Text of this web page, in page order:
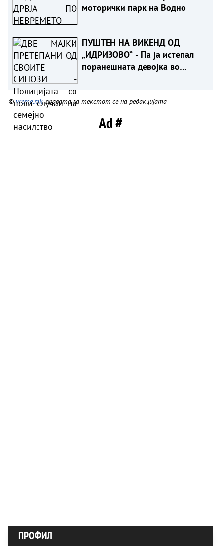
моторички парк на Водно
ПУШТЕН НА ВИКЕНД ОД
„ИДРИЗОВО“ - Па ја истепал
поранешната девојка во
©vreme.mk, правата за текстот се на редакцијата
Ad #
ПРОФИЛ